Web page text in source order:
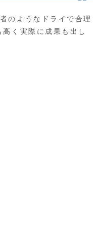
のようなドライで合理
く実際に成果も出し